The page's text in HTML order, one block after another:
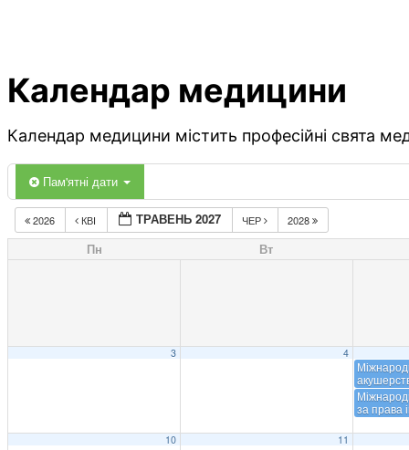
Календар медицини
Календар медицини містить професійні свята
Пам'ятні дати
2026 КВІ ТРАВЕНЬ 2027 ЧЕР 2028
Пн Вт
3 4
за права
10 11